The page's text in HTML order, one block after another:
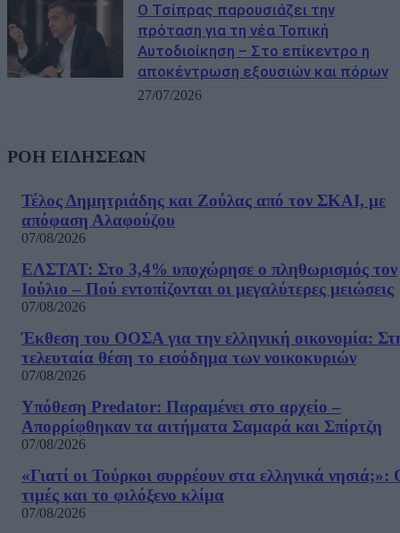
Ο Τσίπρας παρουσιάζει την
πρόταση για τη νέα Τοπική
Αυτοδιοίκηση – Στο επίκεντρο η
αποκέντρωση εξουσιών και πόρων
27/07/2026
ΡΟΗ ΕΙΔΗΣΕΩΝ
Τέλος Δημητριάδης και Ζούλας από τον ΣΚΑΙ, με
απόφαση Αλαφούζου
07/08/2026
ΕΛΣΤΑΤ: Στο 3,4% υποχώρησε ο πληθωρισμός τον
Ιούλιο – Πού εντοπίζονται οι μεγαλύτερες μειώσεις
07/08/2026
Έκθεση του ΟΟΣΑ για την ελληνική οικονομία:
τελευταία θέση το εισόδημα των νοικοκυριών
07/08/2026
Υπόθεση Predator: Παραμένει στο αρχείο –
Απορρίφθηκαν τα αιτήματα Σαμαρά και Σπίρτζη
07/08/2026
«Γιατί οι Τούρκοι συρρέουν στα ελληνικά νησιά;»:
τιμές και το φιλόξενο κλίμα
07/08/2026